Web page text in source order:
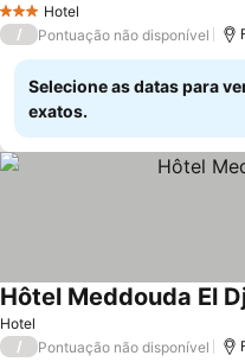
3 EstrelasHotel
/ Pontuação não disponível
Selecione as datas para
exatos.
Hotel
Hôtel Meddouda El
/ Pontuação não disponível